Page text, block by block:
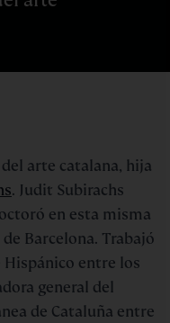
arte catalana, hija
. Judit Subirachs
en esta misma
Barcelona. Trabajó
entre los
general del
de Cataluña entre